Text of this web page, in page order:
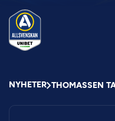
NYHETER THOMASSEN